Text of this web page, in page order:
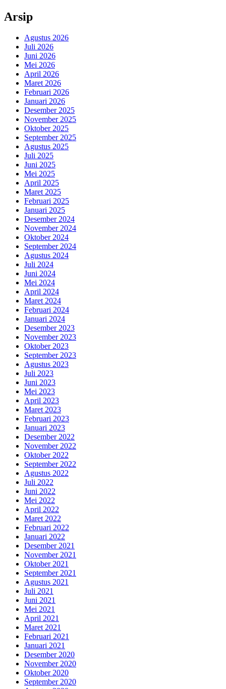
Arsip
Agustus 2026
Juli 2026
Juni 2026
Mei 2026
April 2026
Maret 2026
Februari 2026
Januari 2026
Desember 2025
November 2025
Oktober 2025
September 2025
Agustus 2025
Juli 2025
Juni 2025
Mei 2025
April 2025
Maret 2025
Februari 2025
Januari 2025
Desember 2024
November 2024
Oktober 2024
September 2024
Agustus 2024
Juli 2024
Juni 2024
Mei 2024
April 2024
Maret 2024
Februari 2024
Januari 2024
Desember 2023
November 2023
Oktober 2023
September 2023
Agustus 2023
Juli 2023
Juni 2023
Mei 2023
April 2023
Maret 2023
Februari 2023
Januari 2023
Desember 2022
November 2022
Oktober 2022
September 2022
Agustus 2022
Juli 2022
Juni 2022
Mei 2022
April 2022
Maret 2022
Februari 2022
Januari 2022
Desember 2021
November 2021
Oktober 2021
September 2021
Agustus 2021
Juli 2021
Juni 2021
Mei 2021
April 2021
Maret 2021
Februari 2021
Januari 2021
Desember 2020
November 2020
Oktober 2020
September 2020